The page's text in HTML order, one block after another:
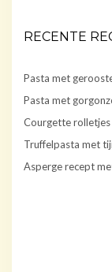
RECENTE
Pasta met
Pasta met
Courgette rolletjes
Truffelpasta met
Asperge recept